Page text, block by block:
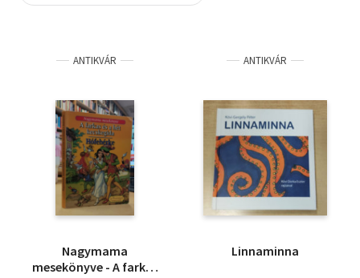
Minikönyv
Művészet
Szakkönyv
Tankönyv, segédkönyv
ANTIKVÁR
Nagymama
mesekönyve - A farkas
ANTIKVÁR
Linnaminna